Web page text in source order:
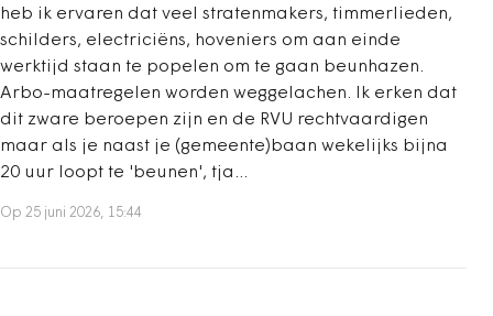
heb ik ervaren dat veel stratenmakers, timmerlieden,
schilders, electriciëns, hoveniers om aan einde
werktijd staan te popelen om te gaan beunhazen.
Arbo-maatregelen worden weggelachen. Ik erken dat
dit zware beroepen zijn en de RVU rechtvaardigen
maar als je naast je (gemeente)baan wekelijks bijna
20 uur loopt te 'beunen', tja...
Op 25 juni 2026, 15:44